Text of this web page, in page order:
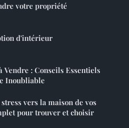
votre propriété
d'intérieur
Vendre : Conseils Essentiels
Inoubliable
vers la maison de vos
pour trouver et choisir